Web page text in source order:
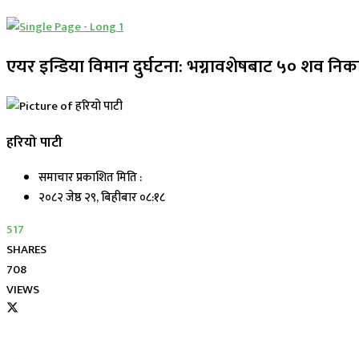
एयर इन्डिया विमान दुर्घटना: भग्नावशेषबाट ५० शव
हरियो पाटी
समाचार प्रकाशित मिति :
२०८२ जेष्ठ २९, बिहीबार ०८:१८
517
SHARES
708
VIEWS